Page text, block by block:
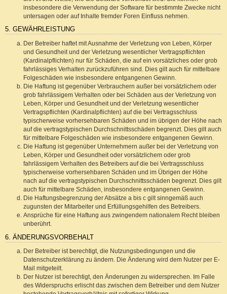
insbesondere die Verwendung der Software für bestimmte Zwecke nicht
untersagen oder auf Inhalte fremder Foren Einfluss nehmen.
5. GEWÄHRLEISTUNG
Der Betreiber haftet mit Ausnahme der Verletzung von Leben, Körper
und Gesundheit und der Verletzung wesentlicher Vertragspflichten
(Kardinalpflichten) nur für Schäden, die auf ein vorsätzliches oder grob
fahrlässiges Verhalten zurückzuführen sind. Dies gilt auch für mittelbare
Folgeschäden wie insbesondere entgangenen Gewinn.
Die Haftung ist gegenüber Verbrauchern außer bei vorsätzlichem oder
grob fahrlässigem Verhalten oder bei Schäden aus der Verletzung von
Leben, Körper und Gesundheit und der Verletzung wesentlicher
Vertragspflichten (Kardinalpflichten) auf die bei Vertragsschluss
typischerweise vorhersehbaren Schäden und im übrigen der Höhe nach
auf die vertragstypischen Durchschnittsschäden begrenzt. Dies gilt auch
für mittelbare Folgeschäden wie insbesondere entgangenen Gewinn.
Die Haftung ist gegenüber Unternehmern außer bei der Verletzung von
Leben, Körper und Gesundheit oder vorsätzlichem oder grob
fahrlässigem Verhalten des Betreibers auf die bei Vertragsschluss
typischerweise vorhersehbaren Schäden und im Übrigen der Höhe
nach auf die vertragstypischen Durchschnittsschäden begrenzt. Dies gilt
auch für mittelbare Schäden, insbesondere entgangenen Gewinn.
Die Haftungsbegrenzung der Absätze a bis c gilt sinngemäß auch
zugunsten der Mitarbeiter und Erfüllungsgehilfen des Betreibers.
Ansprüche für eine Haftung aus zwingendem nationalem Recht bleiben
unberührt.
6. ÄNDERUNGSVORBEHALT
Der Betreiber ist berechtigt, die Nutzungsbedingungen und die
Datenschutzerklärung zu ändern. Die Änderung wird dem Nutzer per E-
Mail mitgeteilt.
Der Nutzer ist berechtigt, den Änderungen zu widersprechen. Im Falle
des Widerspruchs erlischt das zwischen dem Betreiber und dem Nutzer